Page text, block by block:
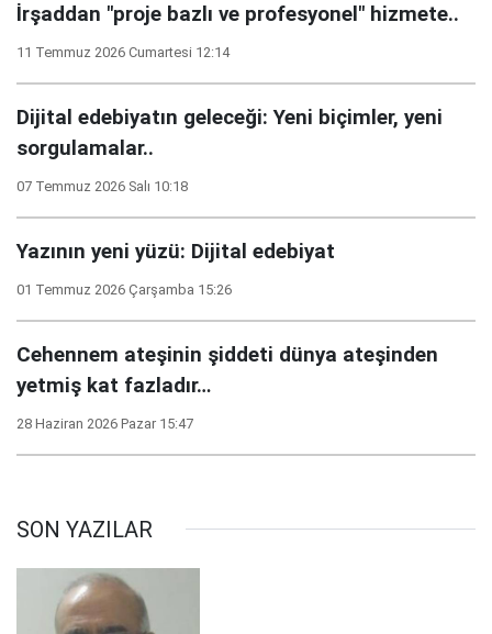
İrşaddan "proje bazlı ve profesyonel" hizmete..
11 Temmuz 2026 Cumartesi 12:14
Dijital edebiyatın geleceği: Yeni biçimler, yeni
sorgulamalar..
07 Temmuz 2026 Salı 10:18
Yazının yeni yüzü: Dijital edebiyat
01 Temmuz 2026 Çarşamba 15:26
Cehennem ateşinin şiddeti dünya ateşinden
yetmiş kat fazladır…
28 Haziran 2026 Pazar 15:47
SON YAZILAR